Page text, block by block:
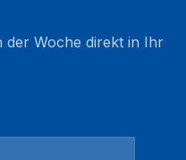
der Woche direkt in Ihr